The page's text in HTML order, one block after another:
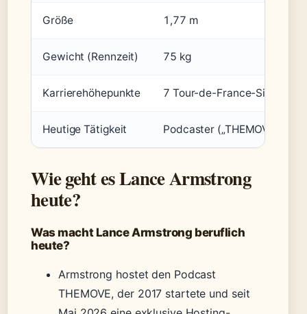
Größe 1,77 m
Gewicht (Rennzeit) 75 kg
Karrierehöhepunkte 7 Tour-de-France-Siege
Heutige Tätigkeit Podcaster („THEMOVE“),
Wie geht es Lance Armstrong
heute?
Was macht Lance Armstrong beruflich
heute?
Armstrong hostet den Podcast
THEMOVE, der 2017 startete und seit